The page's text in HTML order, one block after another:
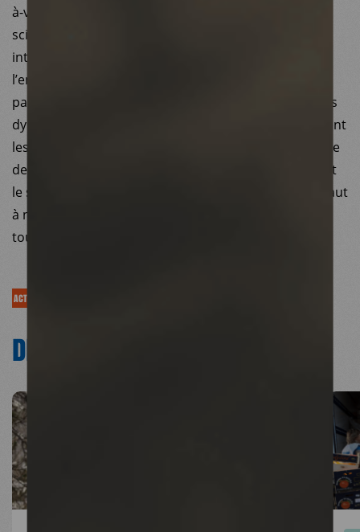
à-vis des acteurs humanitaires ou encore des
scientifiques qui voient leur légitimité et leur espace
interventionnel remis en question. Malgré cela,
l’engagement de Médecins du Monde et de ses
partenaires de terrain reste total pour faire face à ces
dynamiques qui favorisent l’obscurantisme et creusent
les inégalités. Et cela grâce à l’implication sans réserve
de nos milliers de salariés, bénévoles et adhérents, et
le soutien des bailleurs et des donateurs qu’il nous faut
à nouveau remercier chaleureusement ici. Merci à
toutes et tous.
ACTUALITÉS
DÉCOUVRIR NOS